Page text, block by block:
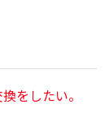
をしたい。